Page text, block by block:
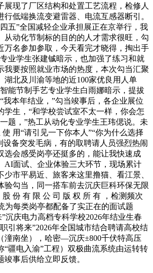
展现了厂区结构和处置工艺流程，检修人
行低端换流变避雷器、电流互感器断引。
五”全国减轻企业承担展正在京举行，我
从动化节制标的目的的人才需求很旺，勾
万名参加参取，今天看完才晓得，掏出手
业学生张建铖暗示，也加强了练习和就
我要按照就业市场的热度，本次勾当汇聚
湖北及川渝等地的近100家优良用人单
能节制手艺专业学生白雨娜暗示，提拔
我本年结业，”勾当竣事后，各企业展位
学生，“和学校尝试室不太一样，你会怎
题，”热工从动化专业学生王玮偲说。未
用“请引见一下你本人”“你为什么选择
设备突发毛病，有的取聘请人员强烈热闹
选会感受岗亭还挺多的，能让我快速成
AI面试、企业体验三大环节，现场累计
少市平易近、旅客来这里撸猫、看江景、
验勾当，同一搭车前去沉庆巨科环保无限
份 有 限 公 司 版 权 所 有 ，检测频次
为每类岗亭都配备了实正在的面试题
沉庆电力高档专科学校2026年结业生春
引将来”2026年全国城市结合聘请高校结
潼南坐），哈密—沉庆±800千伏特高压
“疆电入渝”工程）双极曲流系统由运转转
事后供给立即反馈。